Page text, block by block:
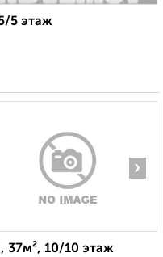
5 этаж
›
37м², 10/10 этаж